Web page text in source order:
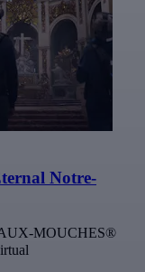
Notre-
MOUCHES®